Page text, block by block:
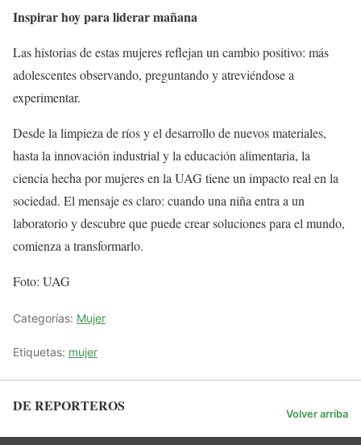
Inspirar hoy para liderar mañana
Las historias de estas mujeres reflejan un cambio positivo: más
adolescentes observando, preguntando y atreviéndose a
experimentar.
Desde la limpieza de ríos y el desarrollo de nuevos materiales,
hasta la innovación industrial y la educación alimentaria, la
ciencia hecha por mujeres en la UAG tiene un impacto real en la
sociedad. El mensaje es claro: cuando una niña entra a un
laboratorio y descubre que puede crear soluciones para el mundo,
comienza a transformarlo.
Foto: UAG
Categorías: Mujer
Etiquetas: mujer
DE REPORTEROS Volver arriba